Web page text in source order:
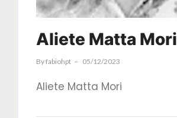
Aliete Matta Mori
ByFabiohpt 05/12/2023
Aliete Matta Mori